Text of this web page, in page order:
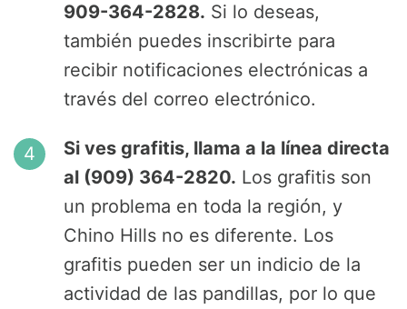
909-364-2828. Si lo deseas,
también puedes inscribirte para
recibir notificaciones electrónicas a
través del correo electrónico.
Si ves grafitis, llama a la línea directa
al (909) 364-2820. Los grafitis son
un problema en toda la región, y
Chino Hills no es diferente. Los
grafitis pueden ser un indicio de la
actividad de las pandillas, por lo que